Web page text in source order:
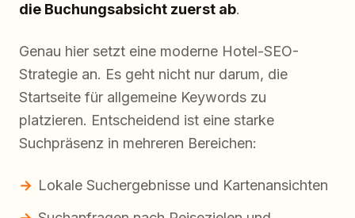
die Buchungsabsicht zuerst ab.
Genau hier setzt eine moderne Hotel-SEO-
Strategie an. Es geht nicht nur darum, die
Startseite für allgemeine Keywords zu
platzieren. Entscheidend ist eine starke
Suchpräsenz in mehreren Bereichen:
Lokale Suchergebnisse und Kartenansichten